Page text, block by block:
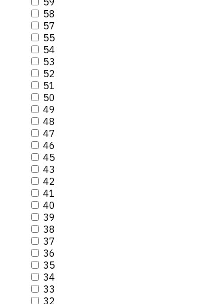
58
57
55
54
53
52
51
50
49
48
47
46
45
43
42
41
40
39
38
37
36
35
34
33
32